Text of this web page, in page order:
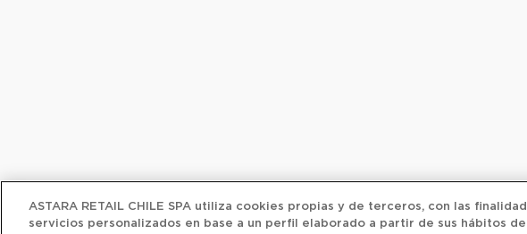
ASTARA RETAIL CHILE SPA utiliza cookies propias y de terceros, con las
servicios personalizados en base a un perfil elaborado a partir de sus hábitos